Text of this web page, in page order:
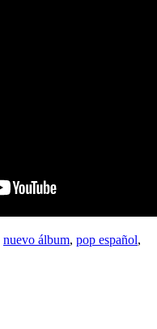
nuevo álbum, pop español,